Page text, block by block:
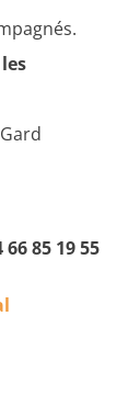
66 85 19 55